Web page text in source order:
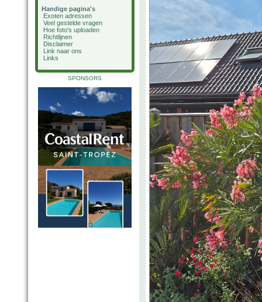
Handige pagina's
Exoten adressen
Veel gestelde vragen
Hoe foto's uploaden
Richtlijnen
Disclaimer
Link naar ons
Links
SPONSORS